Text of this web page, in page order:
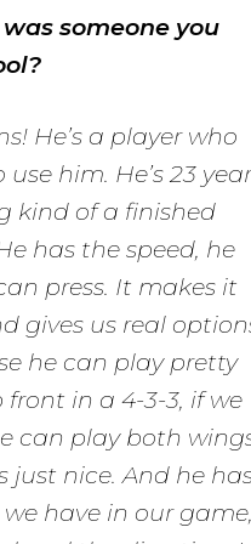
someone you
He’s a player who
him. He’s 23
kind of a finished
has the speed, he
press. It makes it
gives us real
he can play pretty
in a 4-3-3, if we
can play both
just nice. And he
have in our game,